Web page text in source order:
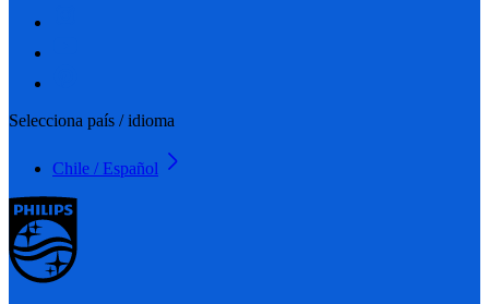
Selecciona país / idioma
Chile / Español